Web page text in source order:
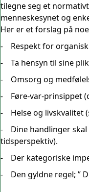
tilegne seg et
menneskesynet og
Her er et forslag på
- Respekt for organisk
- Ta hensyn til sine
- Omsorg og
- Føre-var-prinsippet
- Helse og livskvalitet
- Dine handlinger skal
tidsperspektiv).
- Der kategoriske
- Den gyldne regel; ”